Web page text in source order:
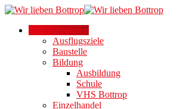
Alle Kategorien
Ausflugsziele
Baustelle
Bildung
Ausbildung
Schule
VHS Bottrop
Einzelhandel